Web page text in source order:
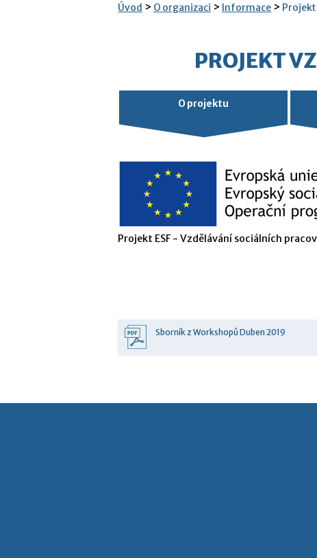
Úvod > O organizaci > Informace > Projekt
PROJEKT
O projektu
Projekt ESF - Vzdělávání sociálních
Sborník z Workshopů Duben 2019